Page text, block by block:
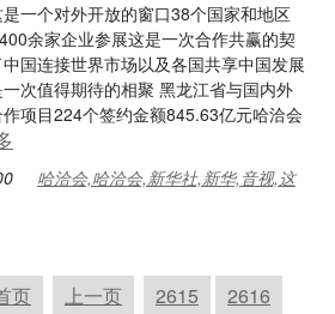
一个对外开放的窗口38个国家和地区
余家企业参展这是一次合作共赢的契
国连接世界市场以及各国共享中国发展
次值得期待的相聚 黑龙江省与国内外
项目224个签约金额845.63亿元哈洽会
哈洽会,哈洽会,新华社,新华,音视,这
页 上一页 2615
2616